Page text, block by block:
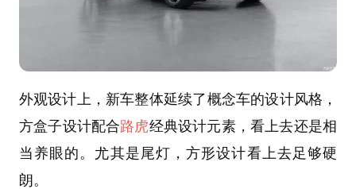
外观设计上，新车整体延续了概念车的设计风格，
方盒子设计配合路虎经典设计元素，看上去还是相
当养眼的。尤其是尾灯，方形设计看上去足够硬
朗。